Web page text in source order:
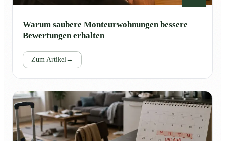
Warum saubere Monteurwohnungen bessere
Bewertungen erhalten
Zum Artikel →